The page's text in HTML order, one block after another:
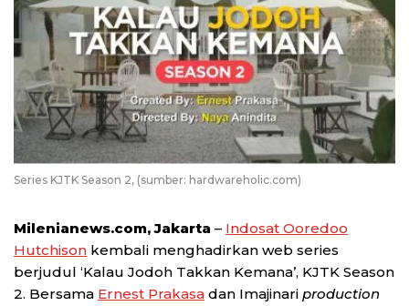
Series KJTK Season 2, (sumber: hardwareholic.com)
Milenianews.com, Jakarta – Indosat Ooredoo
Hutchison kembali menghadirkan web series
berjudul ‘Kalau Jodoh Takkan Kemana’, KJTK Season
2. Bersama Ernest Prakasa dan Imajinari production